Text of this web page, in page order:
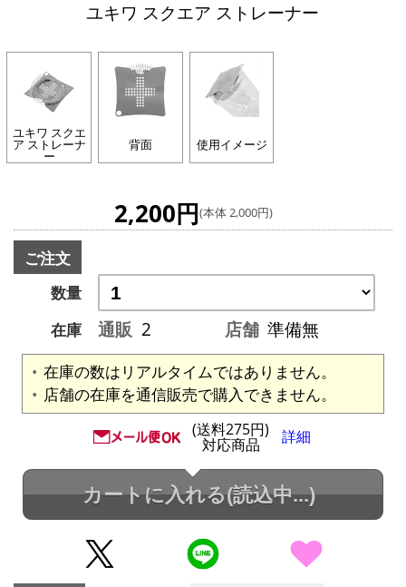
ユキワ スクエア ストレーナー
ユキワ スクエ
ア ストレーナ
ー
背面 使用イメージ
2,200円(本体 2,000円)
ご注文
数量
在庫
通販 2 店舗 準備無
在庫の数はリアルタイムではありません。
店舗の在庫を通信販売で購入できません。
(送料275円)
対応商品 詳細
カートに入れる(読込中...)